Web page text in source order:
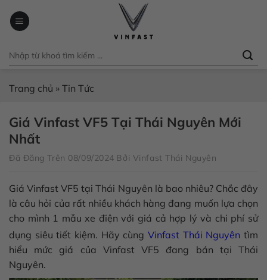
đến
dung
Trang chủ » Tin Tức
Giá Vinfast VF5 Tại Thái Nguyên Mới
Nhất
Đã Đăng Trên 08/09/2024 Bởi Vinfast Thái Nguyên
Giá Vinfast VF5 tại Thái Nguyên là bao nhiêu? Chắc đây
là câu hỏi của rất nhiều khách hàng đang muốn lựa chọn
cho mình 1 mẫu xe điện với giá cả hợp lý và chi phí sử
dụng siêu tiết kiệm. Hãy cùng Vinfast Thái Nguyên tìm
hiểu mức giá của Vinfast VF5 đang bán tạiThái
Nguyên.